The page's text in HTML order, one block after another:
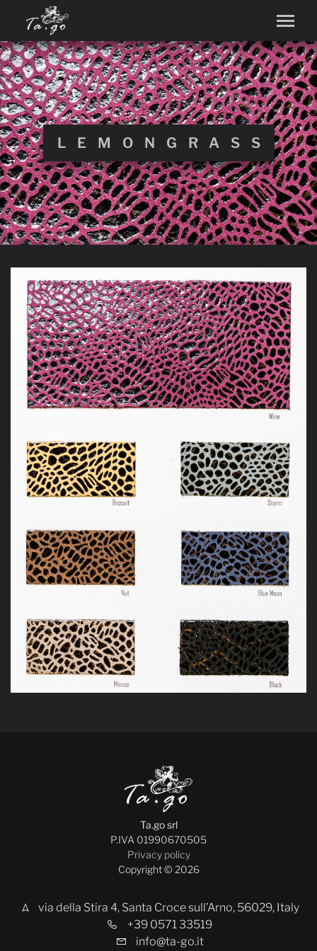
LEMONGRASS
Ta.go srl
P.IVA 01990670505
Privacy policy
Copyright © 2026
via della Stira 4, Santa Croce sull’Arno, 56029, Italy
+39 0571 33519
info@ta-go.it